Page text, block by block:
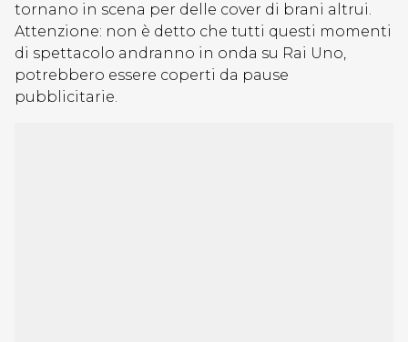
tornano in scena per delle cover di brani altrui.
Attenzione: non è detto che tutti questi momenti
di spettacolo andranno in onda su Rai Uno,
potrebbero essere coperti da pause
pubblicitarie.